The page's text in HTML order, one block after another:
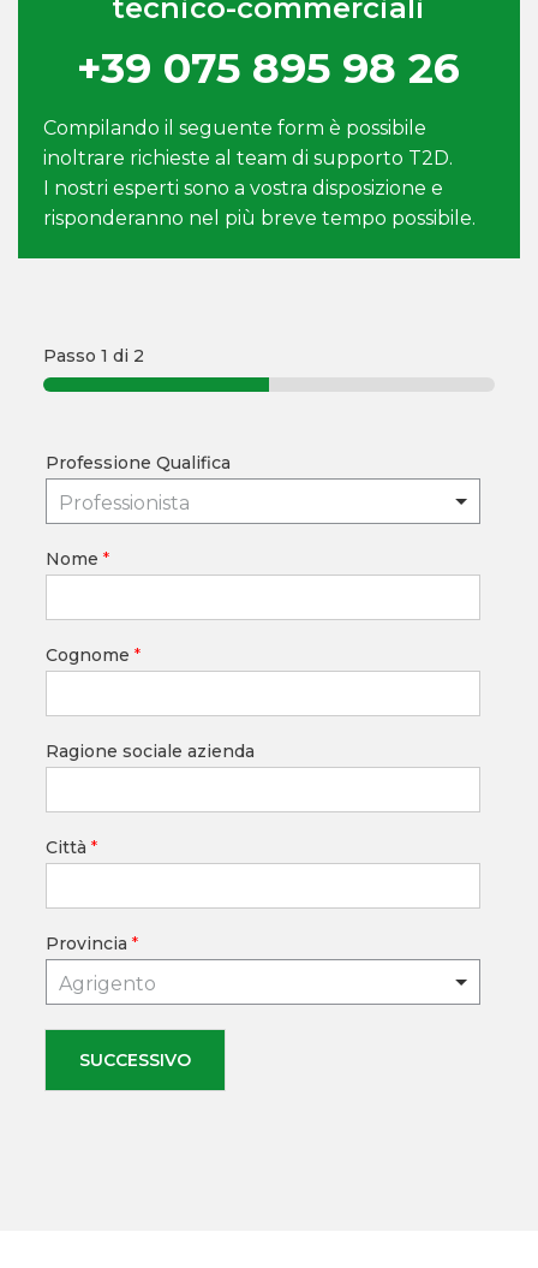
tecnico-commerciali
+39 075 895 98 26
Compilando il seguente form è possibile
inoltrare richieste al team di supporto T2D.
I nostri esperti sono a vostra disposizione e
risponderanno nel più breve tempo possibile.
Passo 1 di 2
Professione Qualifica
Professionista
Nome *
Cognome *
Ragione sociale azienda
Città *
Provincia *
Agrigento
SUCCESSIVO